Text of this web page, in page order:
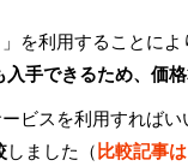
」を利用することに
手できるため、価
ビスを利用すれば
しました（比較記事